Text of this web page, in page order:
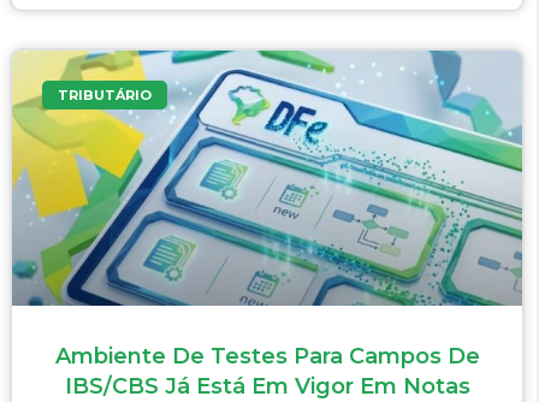
TRIBUTÁRIO
Ambiente De Testes Para Campos De
IBS/CBS Já Está Em Vigor Em Notas